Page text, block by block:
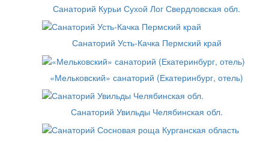
Санаторий Курьи Сухой Лог Свердловская обл.
Санаторий Усть-Качка Пермский край
«Мельковский» санаторий (Екатеринбург, отель)
Санаторий Увильды Челябинская обл.